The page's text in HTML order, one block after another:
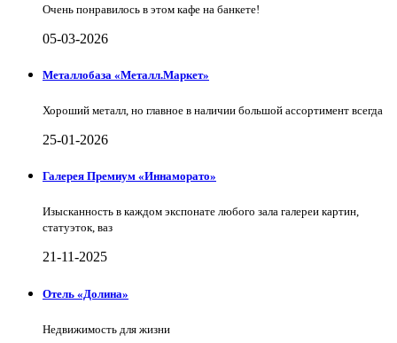
Очень понравилось в этом кафе на банкете!
05-03-2026
Металлобаза «Металл.Маркет»
Хороший металл, но главное в наличии большой ассортимент всегда
25-01-2026
Галерея Премиум «Иннаморато»
Изысканность в каждом экспонате любого зала галереи картин,
статуэток, ваз
21-11-2025
Отель «Долина»
Недвижимость для жизни